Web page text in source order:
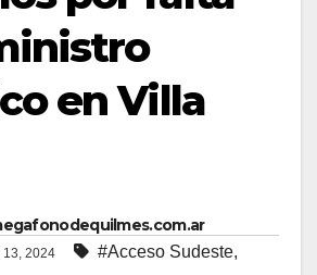
en Villa
13, 2024 #Acceso Sudeste,